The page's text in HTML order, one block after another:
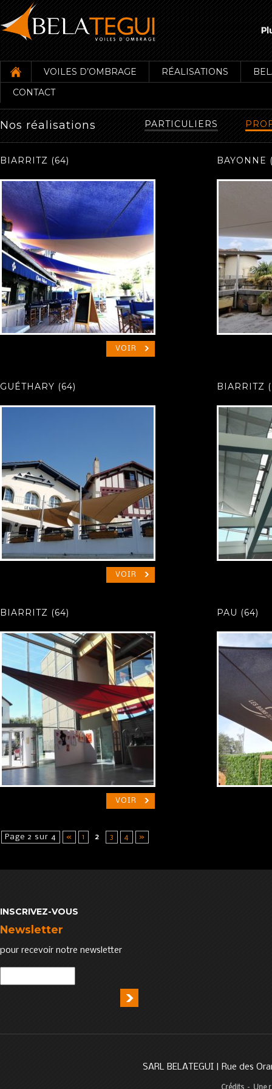
VOILES D’OMBRAGE RÉALISATIONS
CONTACT
Nos réalisations PARTICULIERS
BIARRITZ (64)
VOIR
BAYONNE
GUÉTHARY (64)
VOIR
BIARRITZ
BIARRITZ (64)
VOIR
PAU (64)
Page 2 sur 4 « 1 2 3 4 »
INSCRIVEZ-VOUS
Newsletter
pour recevoir notre newsletter
SARL BELATEGUI | Rue des